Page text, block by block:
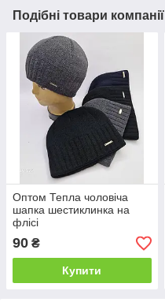
Подібні товари компанії
Оптом Тепла чоловіча
шапка шестиклинка на
флісі
90 ₴
Купити